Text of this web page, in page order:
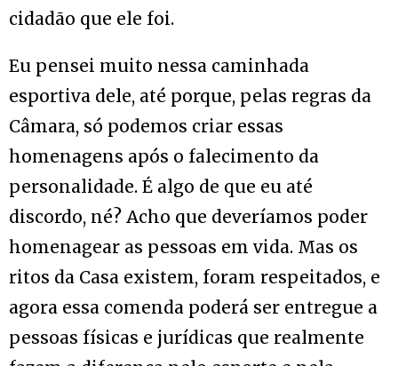
cidadão que ele foi.
Eu pensei muito nessa caminhada
esportiva dele, até porque, pelas regras da
Câmara, só podemos criar essas
homenagens após o falecimento da
personalidade. É algo de que eu até
discordo, né? Acho que deveríamos poder
homenagear as pessoas em vida. Mas os
ritos da Casa existem, foram respeitados, e
agora essa comenda poderá ser entregue a
pessoas físicas e jurídicas que realmente